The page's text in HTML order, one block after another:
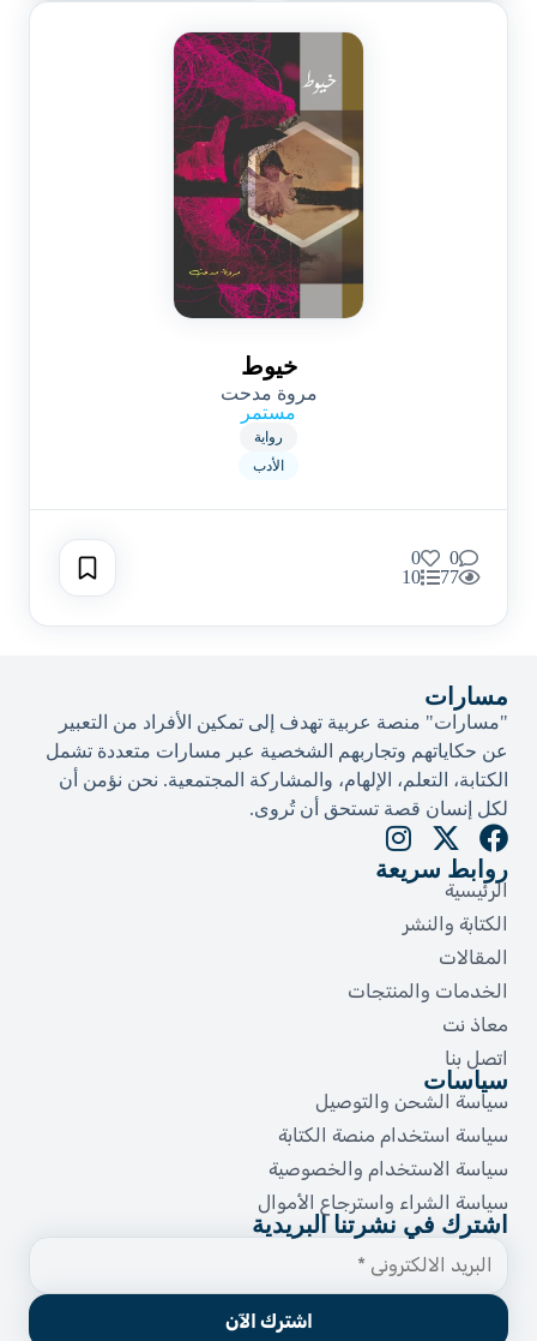
خيوط
مروة مدحت
مستمر
رواية
الأدب
0
0
77
10
مسارات
"مسارات" منصة عربية تهدف إلى تمكين الأفراد من التعبير
عن حكاياتهم وتجاربهم الشخصية عبر مسارات متعددة تشمل
الكتابة، التعلم، الإلهام، والمشاركة المجتمعية. نحن نؤمن أن
لكل إنسان قصة تستحق أن تُروى.​
روابط سريعة
الرئيسية
الكتابة والنشر
المقالات
الخدمات والمنتجات
معاذ نت
اتصل بنا
سياسات
سياسة الشحن والتوصيل
سياسة استخدام منصة الكتابة
سياسة الاستخدام والخصوصية
سياسة الشراء واسترجاع الأموال
اشترك في نشرتنا البريدية